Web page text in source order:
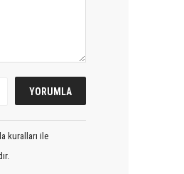
kuralları ile